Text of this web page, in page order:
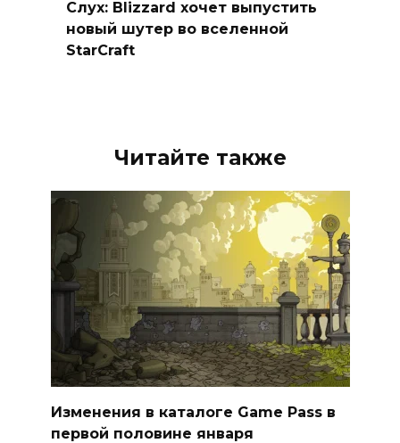
Слух: Blizzard хочет выпустить
новый шутер во вселенной
StarCraft
Читайте также
Изменения в каталоге Game Pass в
первой половине января